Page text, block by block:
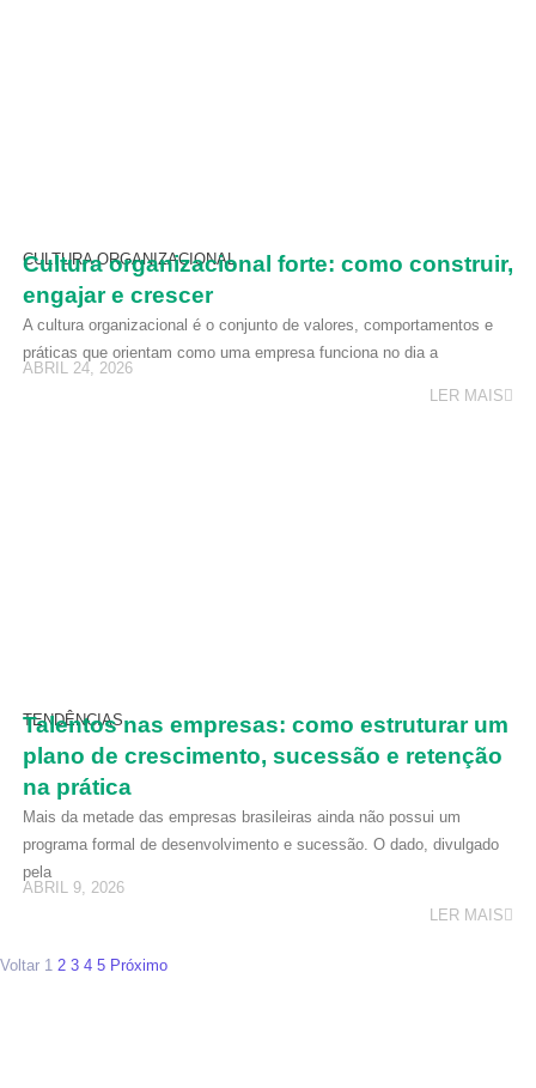
CULTURA ORGANIZACIONAL
Cultura organizacional forte: como construir,
engajar e crescer
A cultura organizacional é o conjunto de valores, comportamentos e
práticas que orientam como uma empresa funciona no dia a
ABRIL 24, 2026
LER MAIS
TENDÊNCIAS
Talentos nas empresas: como estruturar um
plano de crescimento, sucessão e retenção
na prática
Mais da metade das empresas brasileiras ainda não possui um
programa formal de desenvolvimento e sucessão. O dado, divulgado
pela
ABRIL 9, 2026
LER MAIS
Voltar 1 2 3 4 5 Próximo